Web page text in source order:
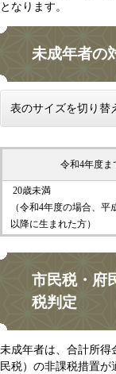
となります。
未成年者の
表のサイズを切り替
令和4年度ま
20歳未満
（令和4年度の場合、平
以降に生まれた方）
市民税・府
税判定
未成年者は、合計所得
民税）の非課税措置が